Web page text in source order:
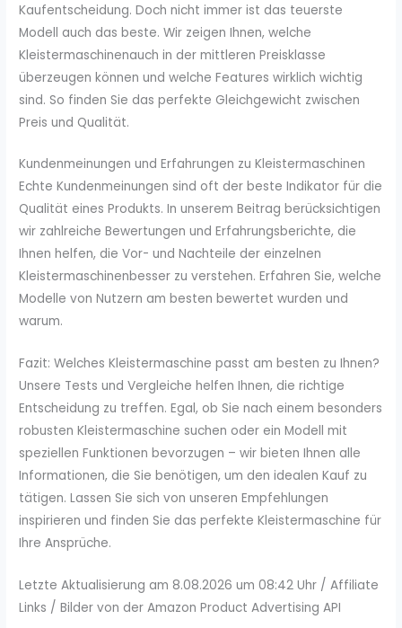
Kaufentscheidung. Doch nicht immer ist das teuerste
Modell auch das beste. Wir zeigen Ihnen, welche
Kleistermaschinenauch in der mittleren Preisklasse
überzeugen können und welche Features wirklich wichtig
sind. So finden Sie das perfekte Gleichgewicht zwischen
Preis und Qualität.
Kundenmeinungen und Erfahrungen zu Kleistermaschinen
Echte Kundenmeinungen sind oft der beste Indikator für die
Qualität eines Produkts. In unserem Beitrag berücksichtigen
wir zahlreiche Bewertungen und Erfahrungsberichte, die
Ihnen helfen, die Vor- und Nachteile der einzelnen
Kleistermaschinenbesser zu verstehen. Erfahren Sie, welche
Modelle von Nutzern am besten bewertet wurden und
warum.
Fazit: Welches Kleistermaschine passt am besten zu Ihnen?
Unsere Tests und Vergleiche helfen Ihnen, die richtige
Entscheidung zu treffen. Egal, ob Sie nach einem besonders
robusten Kleistermaschine suchen oder ein Modell mit
speziellen Funktionen bevorzugen – wir bieten Ihnen alle
Informationen, die Sie benötigen, um den idealen Kauf zu
tätigen. Lassen Sie sich von unseren Empfehlungen
inspirieren und finden Sie das perfekte Kleistermaschine für
Ihre Ansprüche.
Letzte Aktualisierung am 8.08.2026 um 08:42 Uhr / Affiliate
Links / Bilder von der Amazon Product Advertising API